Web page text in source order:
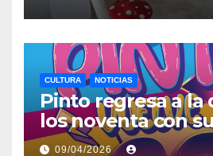
CULTURA NOTICIAS
Pinto regresa a la
los noventa con
feria temática y
09/04/2026